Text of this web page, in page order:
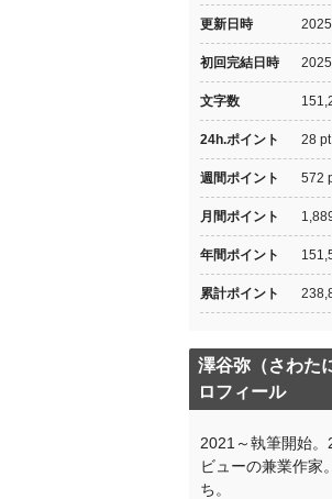
更新日時
初回完結日時
文字数
24h.ポイント 28
週間ポイント 572
月間ポイント
年間ポイント
累計ポイント
澤谷弥（さわた
ロフィール
2021～執筆開始
ビューの兼業作家
ち。